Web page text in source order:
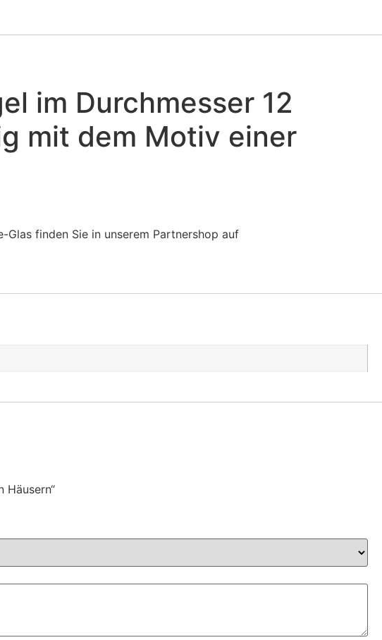
im Durchmesser 12
mit dem Motiv einer
finden Sie in unserem Partnershop auf
Häusern“